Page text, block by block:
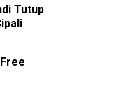
Tutup